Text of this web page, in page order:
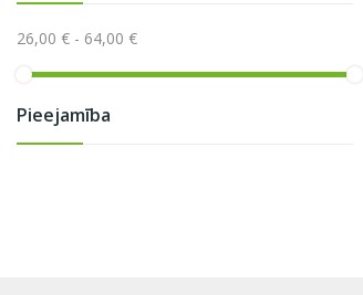
26,00 € - 64,00 €
Pieejamība